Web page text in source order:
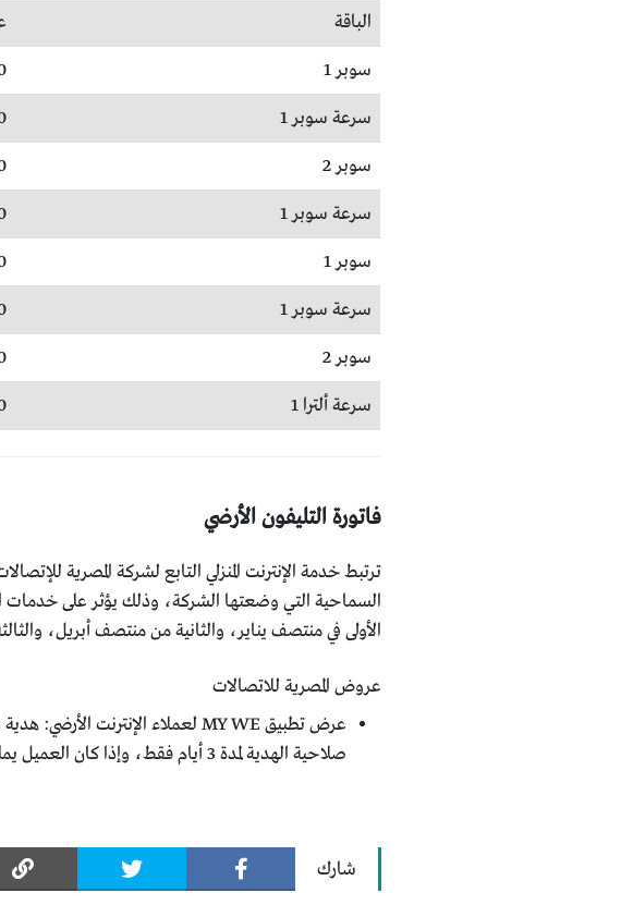
الباقة
سوبر 1
سرعة سوبر 1
سوبر 2
سرعة سوبر 1
سوبر 1
سرعة سوبر 1
سوبر 2
سرعة ألترا 1
فاتورة التليفون الأرضي
ترتبط خدمة الإنترنت المنزلي التابع لشركة المصرية
الأولى في منتصف يناير، والثانية من منتصف أبريل،
عروض المصرية للاتصالات
صلاحية الهدية لمدة 3 أيام فقط، وإذا كان العميل يملك أكثر من خط أرضي يمكنه الإستمتاع بالهدية على جميع الخطوط بعد تسجيلها في التطبيق.
شارك